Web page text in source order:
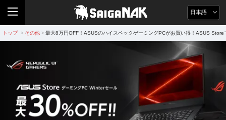
日本語
トップ > その他 > 最大8万円OFF！ASUSのハイスペックゲーミングPCがお買い得！ASUS